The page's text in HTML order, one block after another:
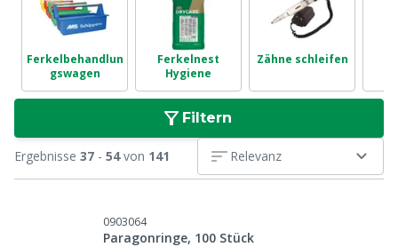
Ferkelbehandlun
gswagen
Ferkelnest
Hygiene
Zähne schleifen
Filtern
Ergebnisse 37 - 54von 141 Relevanz
0903064
Paragonringe, 100 Stück